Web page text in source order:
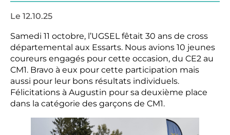
Le 12.10.25
Samedi 11 octobre, l’UGSEL fêtait 30 ans de cross
départemental aux Essarts. Nous avions 10 jeunes
coureurs engagés pour cette occasion, du CE2 au
CM1. Bravo à eux pour cette participation mais
aussi pour leur bons résultats individuels.
Félicitations à Augustin pour sa deuxième place
dans la catégorie des garçons de CM1.